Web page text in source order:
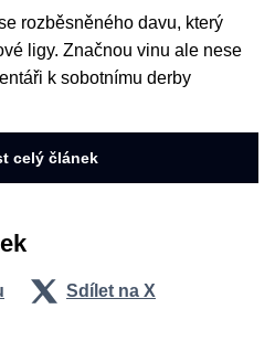
rozběsněného davu, který
ligy. Značnou vinu ale nese
k sobotnímu derby
celý článek
Sdílet na X